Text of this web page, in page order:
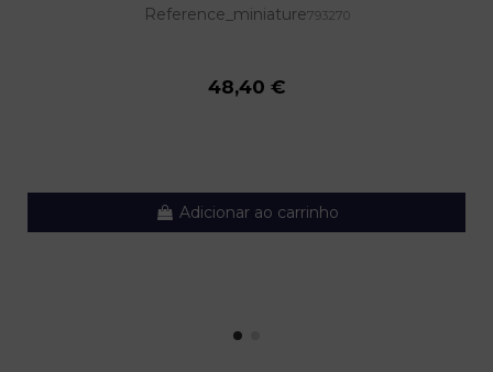
Reference_miniature793270
48,40 €
Adicionar ao carrinho